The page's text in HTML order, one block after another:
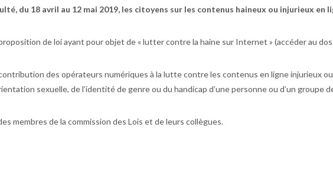
du 18 avril au 12 mai 2019, les citoyens sur les contenus haineux ou injurieux en
de loi ayant pour objet de « lutter contre la haine sur Internet » (accéder au
des opérateurs numériques à la lutte contre les contenus en ligne injurieux ou
sexuelle, de l’identité de genre ou du handicap d’une personne ou d’un groupe
membres de la commission des Lois et de leurs collègues.